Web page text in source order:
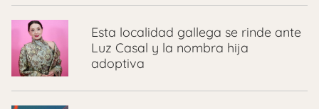
Esta localidad gallega se rinde ante
Luz Casal y la nombra hija
adoptiva